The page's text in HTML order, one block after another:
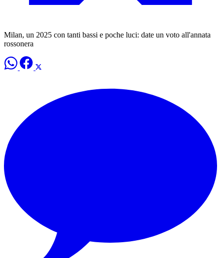
Milan, un 2025 con tanti bassi e poche luci: date un voto all'annata
rossonera